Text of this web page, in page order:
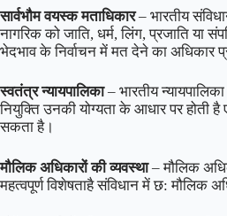
सार्वभौम वयस्क मताधिकार– भारतीय
नागरिक को जाति, धर्म, लिंग, प्रजाति या
भेदभाव के निर्वाचन में मत देने का अधिकार
स्वतंत्र न्यायपालिका– भारतीय न्यायपालिका
नियुक्ति उनकी योग्यता के आधार पर होती है
सकता है।
मौलिक अधिकारों की व्यवस्था– मौलिक
महत्वपूर्ण विशेषताहै संविधान में छ: मौलिक